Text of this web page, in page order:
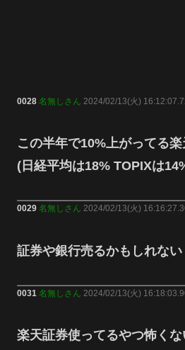
0028 名無しさん 2024/02/13(火)
この半年で10%上がってる
(日経平均は18% TOPIXは
0029 名無しさん 2024/02/13(火)
証券や銀行売るかもしれな
0031 名無しさん 2024/02/13(火)
楽天証券使ってるやつ怖くな